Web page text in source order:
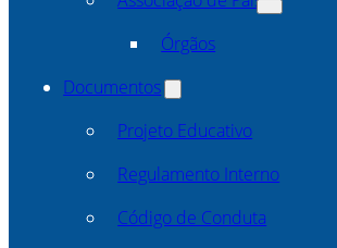
Órgãos
Documentos
Projeto Educativo
Regulamento Interno
Código de Conduta